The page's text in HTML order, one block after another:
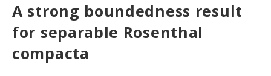
A strong boundedness result
for separable Rosenthal
compacta